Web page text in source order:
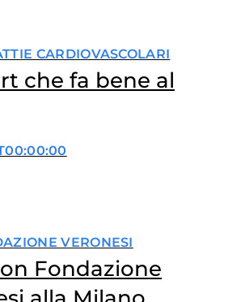
CARDIOVASCOLARI
che fa bene al
VERONESI
Fondazione